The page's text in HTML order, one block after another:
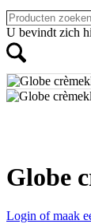
Producten
zoeken
U bevindt zich
Globe
Login of maak